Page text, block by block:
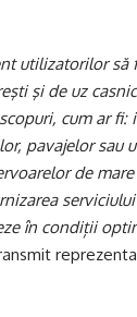
utilizatorilor să
şi de uz
cum ar
pavajelor sau
de mare
în condiții